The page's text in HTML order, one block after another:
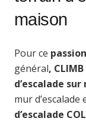
maison
Pour ce
général,
d’escalade sur
mur
d’escalade